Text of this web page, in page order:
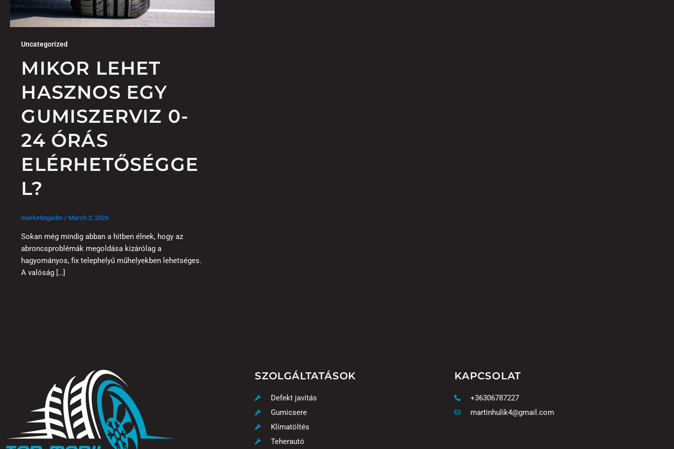
Uncategorized
MIKOR LEHET
HASZNOS EGY
GUMISZERVIZ 0-
24 ÓRÁS
ELÉRHETŐSÉGGE
L?
marketingadm/ March 2, 2026
Sokan még mindig abban a hitben élnek, hogy az
abroncsproblémák megoldása kizárólag a
hagyományos, fix telephelyű műhelyekben lehetséges.
A valóság […]
SZOLGÁLTATÁSOK
Defekt javítás
Gumicsere
Klímatöltés
Teherautó
KAPCSOLAT
+36306787227
martinhulik4@gmail.com